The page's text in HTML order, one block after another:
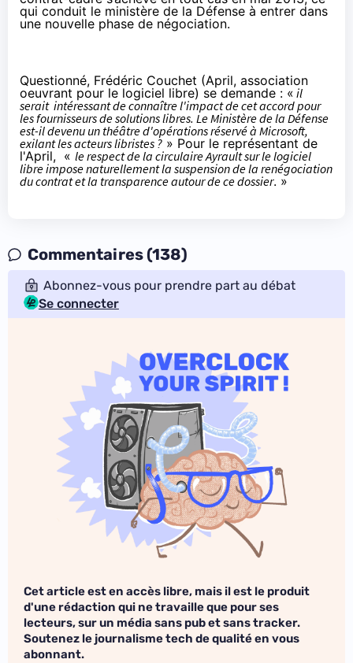
qui conduit le ministère de la Défense à entrer dans
une nouvelle phase de négociation.
Questionné, Frédéric Couchet (April, association
oeuvrant pour le logiciel libre) se demande : « il
serait intéressant de connaître l'impact de cet accord pour
les fournisseurs de solutions libres. Le Ministère de la Défense
est-il devenu un théâtre d'opérations réservé à Microsoft,
exilant les acteurs libristes ? » Pour le représentant de
l'April, « le respect de la circulaire Ayrault sur le logiciel
libre impose naturellement la suspension de la renégociation
du contrat et la transparence autour de ce dossier. »
Commentaires (138)
Abonnez-vous pour prendre part au débat
Se connecter
Cet article est en accès libre, mais il est le produit
d'une rédaction qui ne travaille que pour ses
lecteurs, sur un média sans pub et sans tracker.
Soutenez le journalisme tech de qualité en vous
abonnant.